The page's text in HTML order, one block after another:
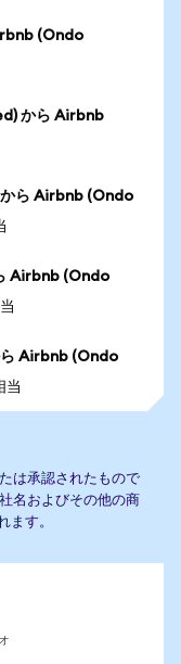
(Ondo
から Airbnb
ら Airbnb (Ondo
Airbnb (Ondo
Airbnb (Ondo
当
は承認されたもので
名およびその他の商
ます。